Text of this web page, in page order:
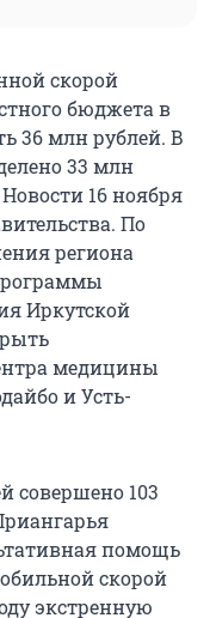
скорой
бюджета в
36 млн рублей. В
33 млн
Новости 16 ноября
По
региона
Иркутской
медицины
и Усть-
совершено 103
помощь
скорой
экстренную